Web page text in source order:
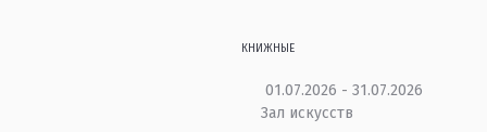
КНИЖНЫЕ
01.07.2026 - 31.07.2026
Зал искусств